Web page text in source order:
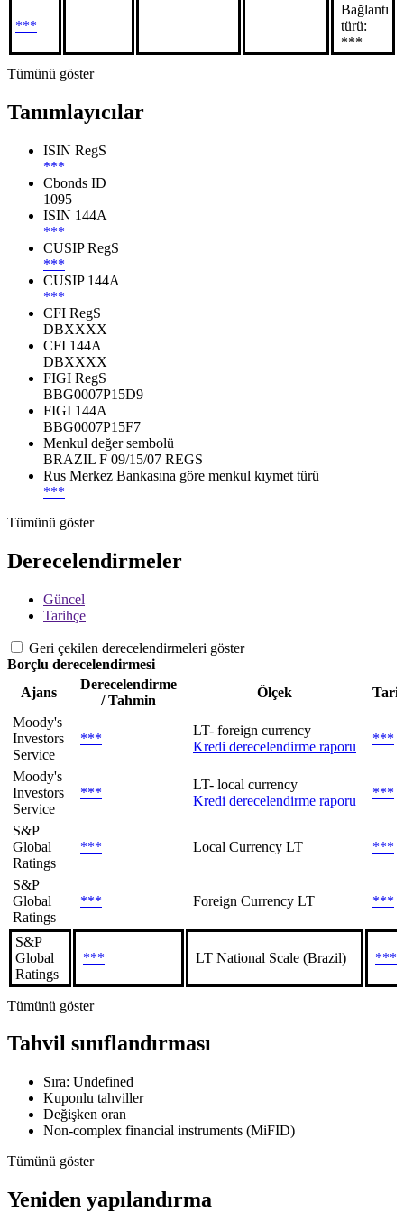
***
Bağlantı
türü:
***
Tümünü göster
Tanımlayıcılar
ISIN RegS
***
Cbonds ID
1095
ISIN 144A
***
CUSIP RegS
***
CUSIP 144A
***
CFI RegS
DBXXXX
CFI 144A
DBXXXX
FIGI RegS
BBG0007P15D9
FIGI 144A
BBG0007P15F7
Menkul değer sembolü
BRAZIL F 09/15/07 REGS
Rus Merkez Bankasına göre menkul kıymet türü
***
Tümünü göster
Derecelendirmeler
Güncel
Tarihçe
Geri çekilen derecelendirmeleri göster
Borçlu derecelendirmesi
Ajans
Derecelendirme
/ Tahmin
Ölçek
Moody's
Investors
Service
***
LT- foreign currency
Kredi derecelendirme raporu
***
Moody's
Investors
Service
***
LT- local currency
Kredi derecelendirme raporu
***
S&P
Global
Ratings
*** Local Currency LT ***
S&P
Global
Ratings
*** Foreign Currency LT ***
S&P
Global
Ratings
*** LT National Scale (Brazil) ***
Tümünü göster
Tahvil sınıflandırması
Sıra: Undefined
Kuponlu tahviller
Değişken oran
Non-complex financial instruments (MiFID)
Tümünü göster
Yeniden yapılandırma